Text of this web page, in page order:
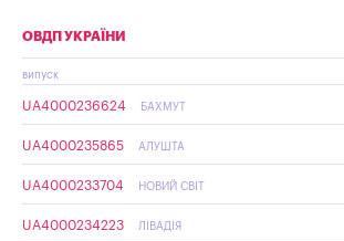
ОВДП УКРАЇНИ
випуск
UA4000236624 БАХМУТ
UA4000235865 АЛУШТА
UA4000233704 НОВИЙ СВІТ
UA4000234223 ЛІВАДІЯ